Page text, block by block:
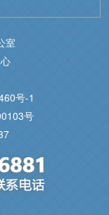
室
号-1
号